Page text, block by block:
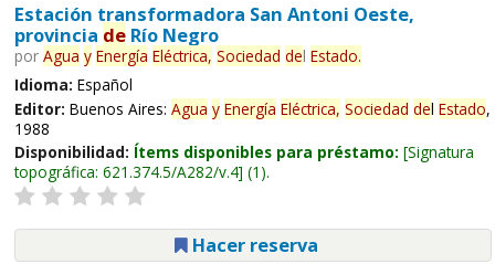
Estación transformadora San Antoni Oeste,
provincia deRío Negro
por Agua y Energía Eléctrica, Sociedad del Estado.
Idioma: Español
Editor: Buenos Aires: Agua y Energía Eléctrica, Sociedad del Estado,
1988
Disponibilidad: Ítems disponibles para préstamo: Signatura
topográfica: 621.374.5/A282/v.4 (1).
Hacer reserva